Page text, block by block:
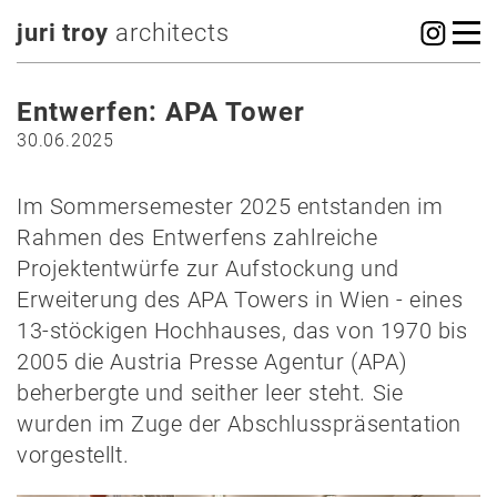
juri troy architects
Entwerfen: APA Tower
30.06.2025
Im Sommersemester 2025 entstanden im
Rahmen des Entwerfens zahlreiche
Projektentwürfe zur Aufstockung und
Erweiterung des APA Towers in Wien - eines
13-stöckigen Hochhauses, das von 1970 bis
2005 die Austria Presse Agentur (APA)
beherbergte und seither leer steht. Sie
wurden im Zuge der Abschlusspräsentation
vorgestellt.